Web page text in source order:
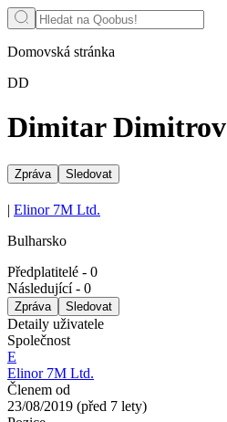
Domovská stránka
DD
Dimitar Dimitrov
Zpráva Sledovat
| Elinor 7M Ltd.
Bulharsko
Předplatitelé - 0
Následující- 0
Zpráva Sledovat
Detaily uživatele
Společnost
E
Elinor 7M Ltd.
Členem od
23/08/2019 (před 7 lety)